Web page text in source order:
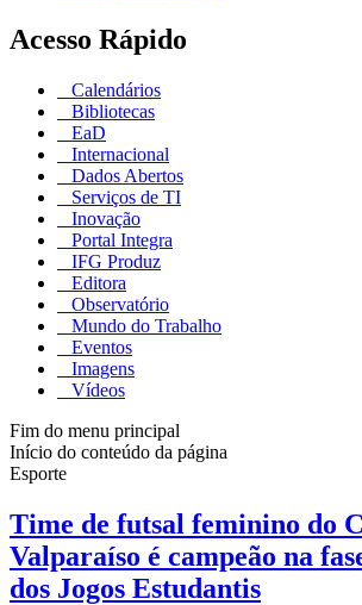
Acesso Rápido
Calendários
Bibliotecas
EaD
Internacional
Dados Abertos
Serviços de TI
Inovação
Portal Integra
IFG Produz
Editora
Observatório
Mundo do Trabalho
Eventos
Imagens
Vídeos
Fim do menu principal
Início do conteúdo da página
Esporte
Time de futsal feminino do
Valparaíso é campeão na
dos Jogos Estudantis